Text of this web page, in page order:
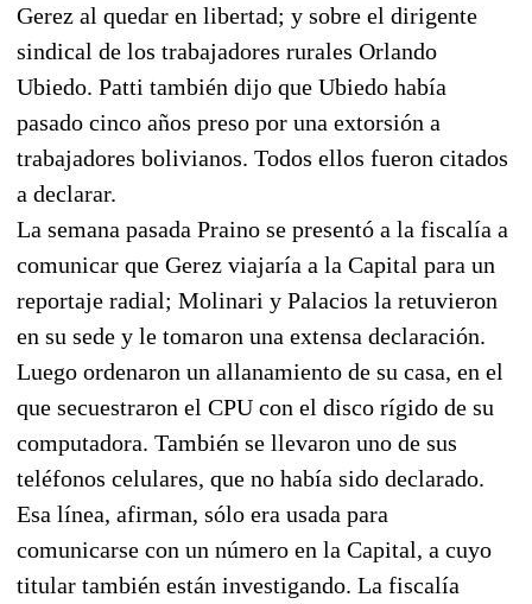
Gerez al quedar en libertad; y sobre el dirigente
sindical de los trabajadores rurales Orlando
Ubiedo. Patti también dijo que Ubiedo había
pasado cinco años preso por una extorsión a
trabajadores bolivianos. Todos ellos fueron citados
a declarar.
La semana pasada Praino se presentó a la fiscalía a
comunicar que Gerez viajaría a la Capital para un
reportaje radial; Molinari y Palacios la retuvieron
en su sede y le tomaron una extensa declaración.
Luego ordenaron un allanamiento de su casa, en el
que secuestraron el CPU con el disco rígido de su
computadora. También se llevaron uno de sus
teléfonos celulares, que no había sido declarado.
Esa línea, afirman, sólo era usada para
comunicarse con un número en la Capital, a cuyo
titular también están investigando. La fiscalía